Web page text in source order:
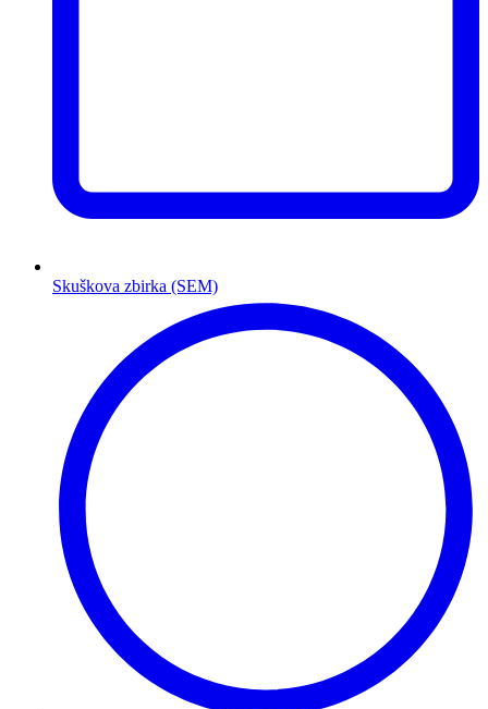
Skuškova zbirka (SEM)